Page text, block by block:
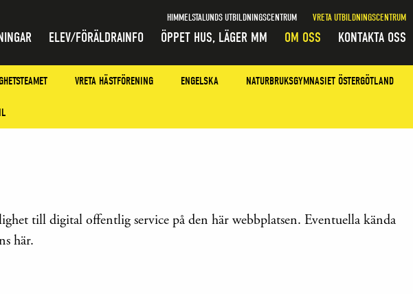
HIMMELSTALUNDS UTBILDNINGSCENTRUM VRETA UTBILDNINGSCENTRUM
ELEV/FÖRÄLDRAINFO ÖPPET HUS, LÄGER MM OM OSS KONTAKTA OSS
VRETA HÄSTFÖRENING ENGELSKA NATURBRUKSGYMNASIET ÖSTERGÖTLAND
till digital offentlig service på den här webbplatsen. Eventuella kända
här.